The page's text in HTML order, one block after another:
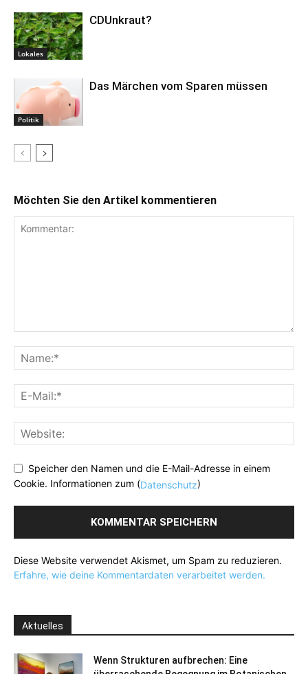
Lokales
CDUnkraut?
Politik
Das Märchen vom Sparen müssen
Möchten Sie den Artikel kommentieren
Speicher den Namen und die E-Mail-Adresse in einem
Cookie. Informationen zum (Datenschutz)
Diese Website verwendet Akismet, um Spam zu reduzieren.
Erfahre, wie deine Kommentardaten verarbeitet werden.
Aktuelles
Wenn Strukturen aufbrechen: Eine